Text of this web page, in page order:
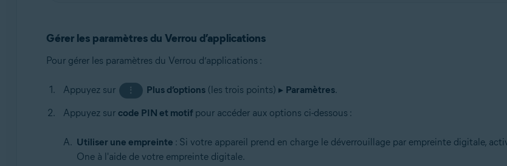
Gérer les paramètres du Verrou d’applications
Pour gérer les paramètres du Verrou d’applications :
Appuyez sur ⋮ Plus d’options (les trois points) ▸ Paramètres.
Appuyez sur code PIN et motifpour accéder aux options ci-dessous :
Utiliser une empreinte : Si votre appareil prend en charge le déverrouillage par empreinte digitale,
One à l'aide de votre empreinte digitale.